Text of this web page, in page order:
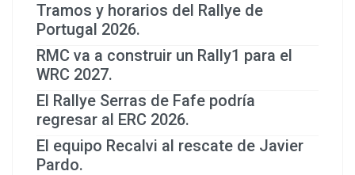
Tramos y horarios del Rallye de
Portugal 2026.
RMC va a construir un Rally1 para el
WRC 2027.
El Rallye Serras de Fafe podría
regresar al ERC 2026.
El equipo Recalvi al rescate de Javier
Pardo.